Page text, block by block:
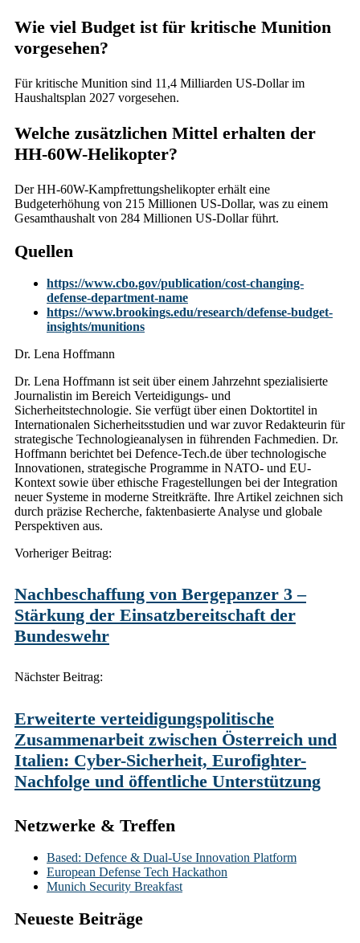
Wie viel Budget ist für kritische Munition
vorgesehen?
Für kritische Munition sind 11,4 Milliarden US-Dollar im
Haushaltsplan 2027 vorgesehen.
Welche zusätzlichen Mittel erhalten der
HH-60W-Helikopter?
Der HH-60W-Kampfrettungshelikopter erhält eine
Budgeterhöhung von 215 Millionen US-Dollar, was zu einem
Gesamthaushalt von 284 Millionen US-Dollar führt.
Quellen
https://www.cbo.gov/publication/cost-changing-
defense-department-name
https://www.brookings.edu/research/defense-budget-
insights/munitions
Dr. Lena Hoffmann
Dr. Lena Hoffmann ist seit über einem Jahrzehnt spezialisierte
Journalistin im Bereich Verteidigungs- und
Sicherheitstechnologie. Sie verfügt über einen Doktortitel in
Internationalen Sicherheitsstudien und war zuvor Redakteurin für
strategische Technologieanalysen in führenden Fachmedien. Dr.
Hoffmann berichtet bei Defence-Tech.de über technologische
Innovationen, strategische Programme in NATO- und EU-
Kontext sowie über ethische Fragestellungen bei der Integration
neuer Systeme in moderne Streitkräfte. Ihre Artikel zeichnen sich
durch präzise Recherche, faktenbasierte Analyse und globale
Perspektiven aus.
Post
Vorheriger Beitrag:
Nachbeschaffung von Bergepanzer 3 –
Stärkung der Einsatzbereitschaft der
Bundeswehr
Nächster Beitrag:
Erweiterte verteidigungspolitische
Zusammenarbeit zwischen Österreich und
Italien: Cyber-Sicherheit, Eurofighter-
Nachfolge und öffentliche Unterstützung
Netzwerke & Treffen
Based: Defence & Dual-Use Innovation Platform
European Defense Tech Hackathon
Munich Security Breakfast
Neueste Beiträge